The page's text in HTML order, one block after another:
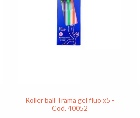
Roller ball Trama gel fluo x5 -
Cod. 40052